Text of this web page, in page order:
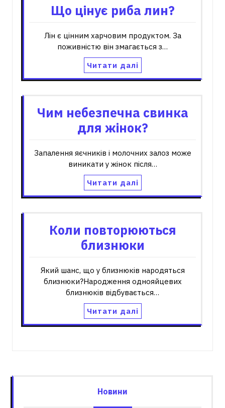
Що цінує риба лин?
Лін є цінним харчовим продуктом. За
поживністю він змагається з…
Читати далі
Чим небезпечна свинка
для жінок?
Запалення яєчників і молочних залоз може
виникати у жінок після…
Читати далі
Коли повторюються
близнюки
Який шанс, що у близнюків народяться
близнюки?Народження однояйцевих
близнюків відбувається…
Читати далі
Новини